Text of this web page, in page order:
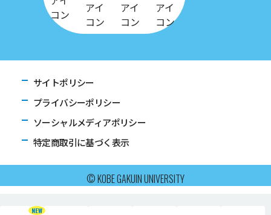
サイトポリシー
プライバシーポリシー
ソーシャルメディアポリシー
特定商取引に基づく表示
© KOBE GAKUIN UNIVERSITY